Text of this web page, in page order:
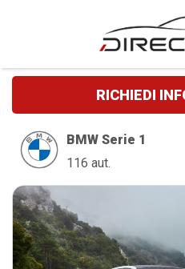
RICHIEDI
BMW Serie 1
116 aut.